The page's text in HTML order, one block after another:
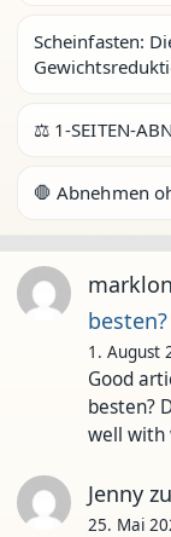
Scheinfasten:
⚖️ 1-SEITEN-
🛑 Abnehmen
besten?
1. August
Good
besten?
well with
Jennyzu
25. Mai